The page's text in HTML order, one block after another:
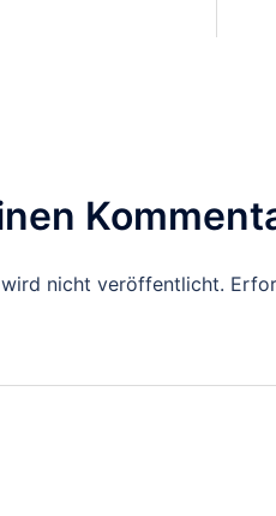
nicht veröffentlicht.